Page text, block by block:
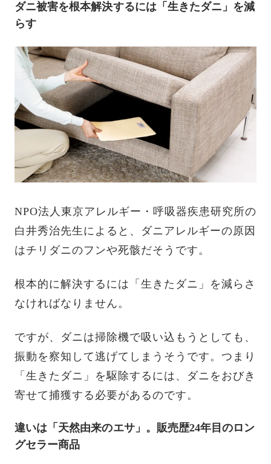
ダニ被害を根本解決するには「生きたダニ」を減
らす
NPO法人東京アレルギー・呼吸器疾患研究所の
白井秀治先生によると、ダニアレルギーの原因
はチリダニのフンや死骸だそうです。
根本的に解決するには「生きたダニ」を減らさ
なければなりません。
ですが、ダニは掃除機で吸い込もうとしても、
振動を察知して逃げてしまうそうです。つまり
「生きたダニ」を駆除するには、ダニをおびき
寄せて捕獲する必要があるのです。
違いは「天然由来のエサ」。販売歴24年目のロン
グセラー商品